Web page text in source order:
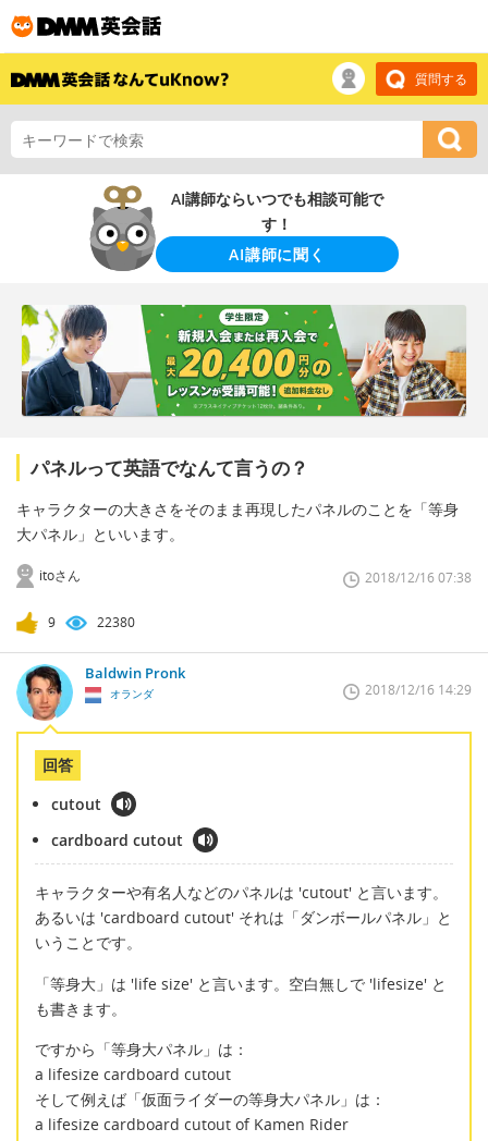
質問する
AI講師ならいつでも相談可能で
す！
AI講師に聞く
パネルって英語でなんて言うの？
キャラクターの大きさをそのまま再現したパネルのことを「等身
大パネル」といいます。
itoさん 2018/12/16 07:38
9 22380
Baldwin Pronk
オランダ 2018/12/16 14:29
回答
cutout
cardboard cutout
キャラクターや有名人などのパネルは 'cutout' と言います。
あるいは 'cardboard cutout' それは「ダンボールパネル」と
いうことです。
「等身大」は 'life size' と言います。空白無しで 'lifesize' と
も書きます。
ですから「等身大パネル」は：
a lifesize cardboard cutout
そして例えば「仮面ライダーの等身大パネル」は：
a lifesize cardboard cutout of Kamen Rider